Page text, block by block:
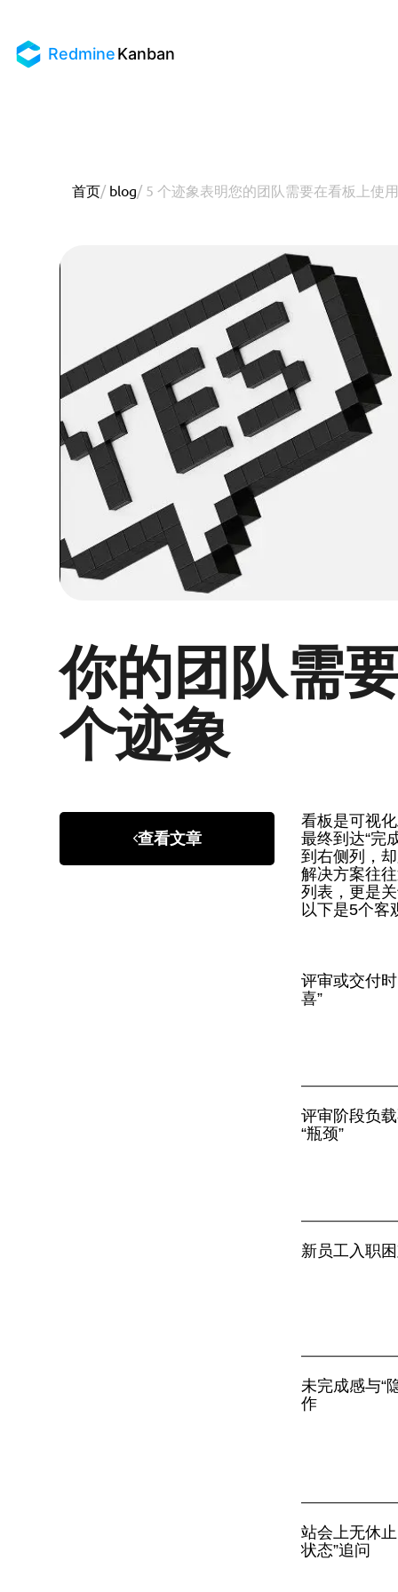
RedmineKanban
首页/ blog/ 5 个迹象表明您的团队需要在看板上使
你的团队需
个迹象
查看文章
看板是可视
最终到达“完
到右侧列，
解决方案往
列表，更是
以下是5个客
评审或交付
喜”
评审阶段负
“瓶颈”
新员工入职
未完成感与“
作
站会上无休
状态”追问